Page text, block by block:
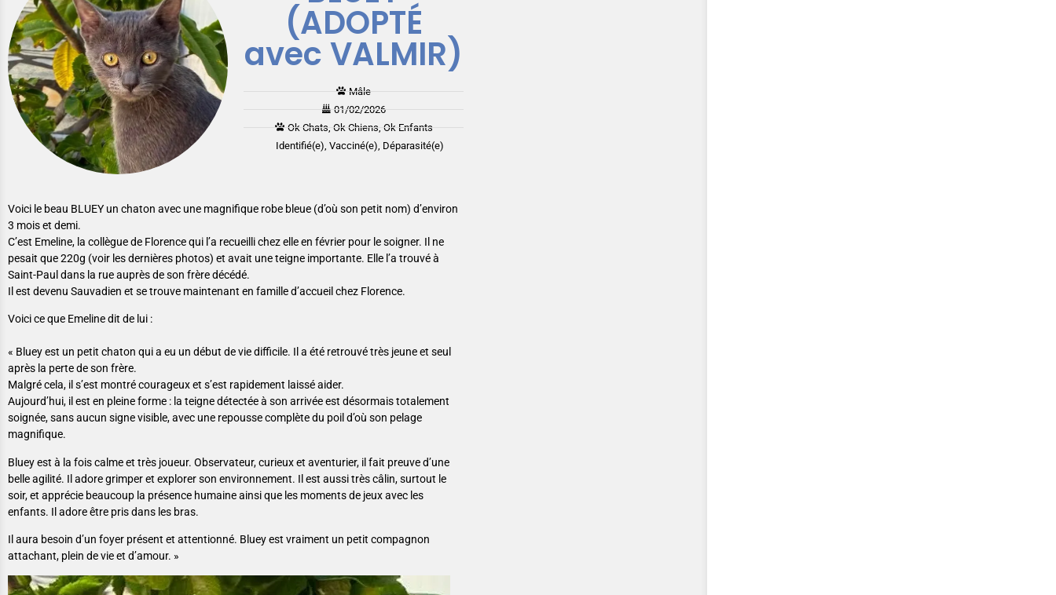
(ADOPTÉ
avec VALMIR)
Mâle
01/02/2026
Ok Chats, Ok Chiens, Ok Enfants
Identifié(e), Vacciné(e), Déparasité(e)
Voici le beau BLUEY un chaton avec une magnifique robe bleue (d’où son petit nom) d’environ
3 mois et demi.
C’est Emeline, la collègue de Florence qui l’a recueilli chez elle en février pour le soigner. Il ne
pesait que 220g (voir les dernières photos) et avait une teigne importante. Elle l’a trouvé à
Saint-Paul dans la rue auprès de son frère décédé.
Il est devenu Sauvadien et se trouve maintenant en famille d’accueil chez Florence.
Voici ce que Emeline dit de lui :
« Bluey est un petit chaton qui a eu un début de vie difficile. Il a été retrouvé très jeune et seul
après la perte de son frère.
Malgré cela, il s’est montré courageux et s’est rapidement laissé aider.
Aujourd’hui, il est en pleine forme : la teigne détectée à son arrivée est désormais totalement
soignée, sans aucun signe visible, avec une repousse complète du poil d’où son pelage
magnifique.
Bluey est à la fois calme et très joueur. Observateur, curieux et aventurier, il fait preuve d’une
belle agilité. Il adore grimper et explorer son environnement. Il est aussi très câlin, surtout le
soir, et apprécie beaucoup la présence humaine ainsi que les moments de jeux avec les
enfants. Il adore être pris dans les bras.
Il aura besoin d’un foyer présent et attentionné. Bluey est vraiment un petit compagnon
attachant, plein de vie et d’amour. »